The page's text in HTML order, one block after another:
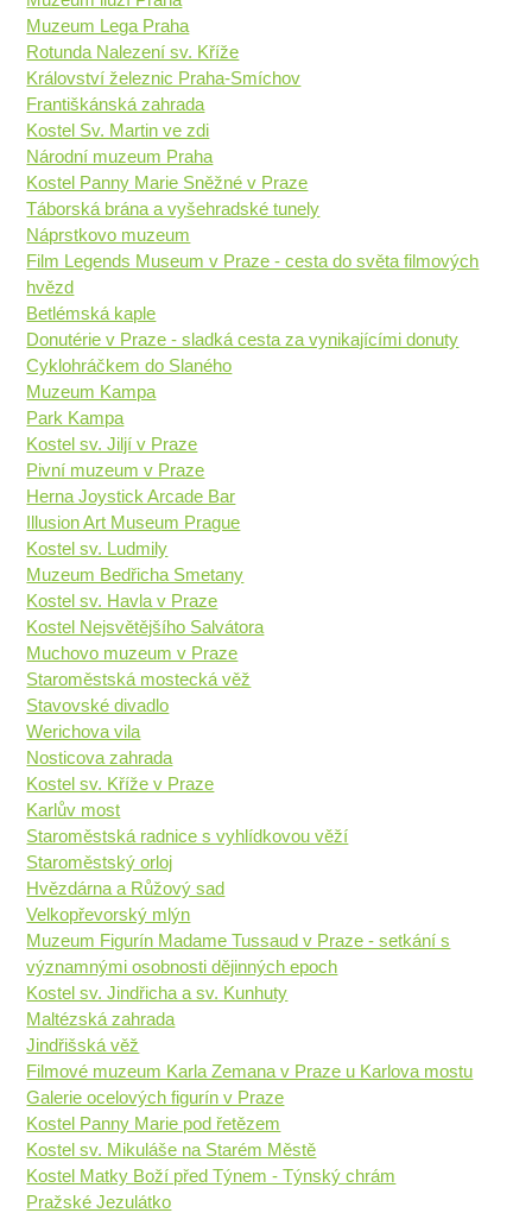
Muzeum Lega Praha
Rotunda Nalezení sv. Kříže
Království železnic Praha-Smíchov
Františkánská zahrada
Kostel Sv. Martin ve zdi
Národní muzeum Praha
Kostel Panny Marie Sněžné v Praze
Táborská brána a vyšehradské tunely
Náprstkovo muzeum
Film Legends Museum v Praze - cesta do světa filmových
hvězd
Betlémská kaple
Donutérie v Praze - sladká cesta za vynikajícími donuty
Cyklohráčkem do Slaného
Muzeum Kampa
Park Kampa
Kostel sv. Jiljí v Praze
Pivní muzeum v Praze
Herna Joystick Arcade Bar
Illusion Art Museum Prague
Kostel sv. Ludmily
Muzeum Bedřicha Smetany
Kostel sv. Havla v Praze
Kostel Nejsvětějšího Salvátora
Muchovo muzeum v Praze
Staroměstská mostecká věž
Stavovské divadlo
Werichova vila
Nosticova zahrada
Kostel sv. Kříže v Praze
Karlův most
Staroměstská radnice s vyhlídkovou věží
Staroměstský orloj
Hvězdárna a Růžový sad
Velkopřevorský mlýn
Muzeum Figurín Madame Tussaud v Praze - setkání s
významnými osobnosti dějinných epoch
Kostel sv. Jindřicha a sv. Kunhuty
Maltézská zahrada
Jindřišská věž
Filmové muzeum Karla Zemana v Praze u Karlova mostu
Galerie ocelových figurín v Praze
Kostel Panny Marie pod řetězem
Kostel sv. Mikuláše na Starém Městě
Kostel Matky Boží před Týnem - Týnský chrám
Pražské Jezulátko